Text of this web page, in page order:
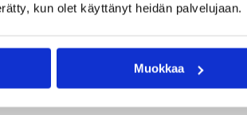
kun olet käyttänyt heidän palvelujaan.
Muokkaa